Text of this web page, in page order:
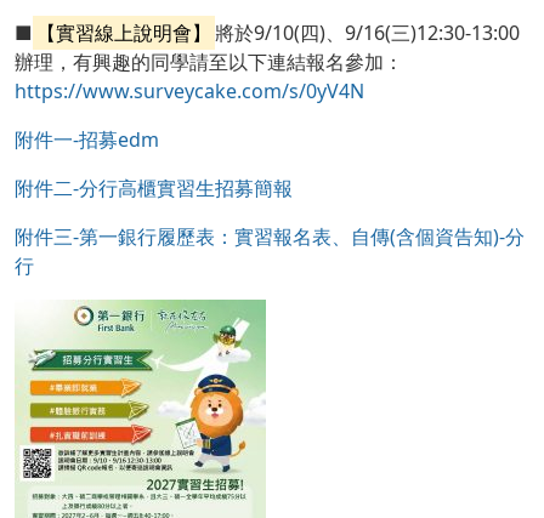
■
【實習線上說明會】
將於9/10(四)、9/16(三)12:30-13:00
辦理，有興趣的同學請至以下連結報名參加：
https://www.surveycake.com/s/0yV4N
附件一-招募edm
附件二-分行高櫃實習生招募簡報
附件三-第一銀行履歷表：實習報名表、自傳(含個資告知)-分
行